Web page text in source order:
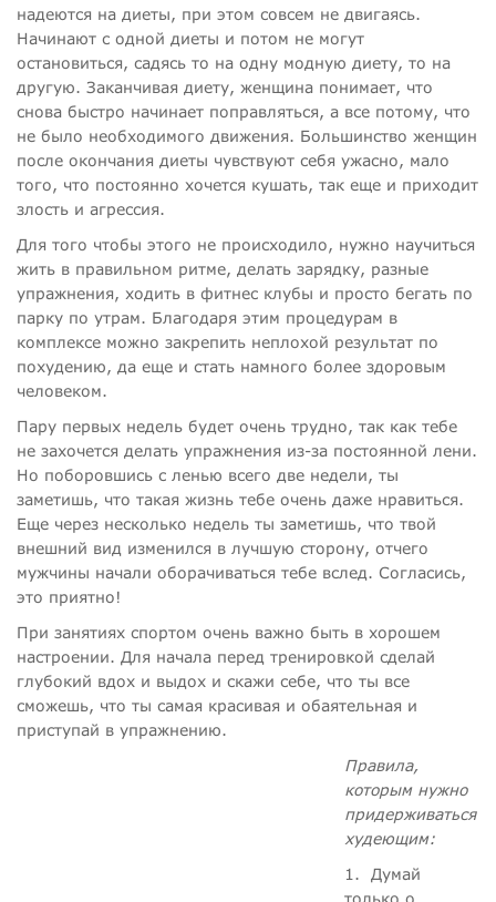
надеются на диеты, при этом совсем не двигаясь.
Начинают с одной диеты и потом не могут
остановиться, садясь то на одну модную диету, то на
другую. Заканчивая диету, женщина понимает, что
снова быстро начинает поправляться, а все потому, что
не было необходимого движения. Большинство женщин
после окончания диеты чувствуют себя ужасно, мало
того, что постоянно хочется кушать, так еще и приходит
злость и агрессия.
Для того чтобы этого не происходило, нужно научиться
жить в правильном ритме, делать зарядку, разные
упражнения, ходить в фитнес клубы и просто бегать по
парку по утрам. Благодаря этим процедурам в
комплексе можно закрепить неплохой результат по
похудению, да еще и стать намного более здоровым
человеком.
Пару первых недель будет очень трудно, так как тебе
не захочется делать упражнения из-за постоянной лени.
Но поборовшись с ленью всего две недели, ты
заметишь, что такая жизнь тебе очень даже нравиться.
Еще через несколько недель ты заметишь, что твой
внешний вид изменился в лучшую сторону, отчего
мужчины начали оборачиваться тебе вслед. Согласись,
это приятно!
При занятиях спортом очень важно быть в хорошем
настроении. Для начала перед тренировкой сделай
глубокий вдох и выдох и скажи себе, что ты все
сможешь, что ты самая красивая и обаятельная и
приступай в упражнению.
Правила,
которым нужно
придерживаться
худеющим:
1.
Думай
только о